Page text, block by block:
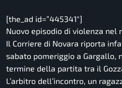
[the_ad id=”445341″]
Nuovo episodio di violenza nel
Il Corriere di Novara riporta
sabato pomeriggio a Gargallo,
termine della partita tra il
L’arbitro dell’incontro, un